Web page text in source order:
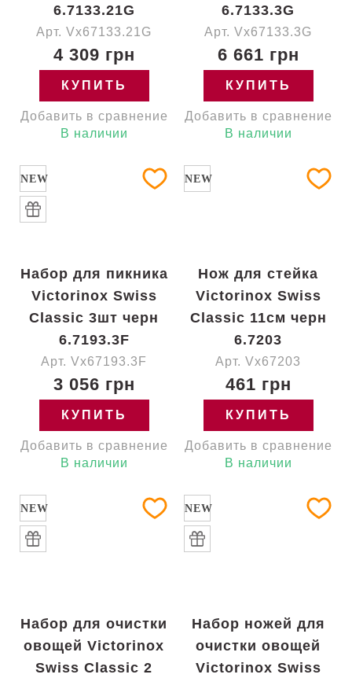
6.7133.21G
Арт. Vx67133.21G
4 309 грн
КУПИТЬ
Добавить в сравнение
В наличии
6.7133.3G
Арт. Vx67133.3G
6 661 грн
КУПИТЬ
Добавить в сравнение
В наличии
NEW
Набор для пикника
Victorinox Swiss
Classic 3шт черн
6.7193.3F
Арт. Vx67193.3F
3 056 грн
КУПИТЬ
Добавить в сравнение
В наличии
NEW
Нож для стейка
Victorinox Swiss
Classic 11см черн
6.7203
Арт. Vx67203
461 грн
КУПИТЬ
Добавить в сравнение
В наличии
NEW
Набор для очистки
овощей Victorinox
Swiss Classic 2
NEW
Набор ножей для
очистки овощей
Victorinox Swiss